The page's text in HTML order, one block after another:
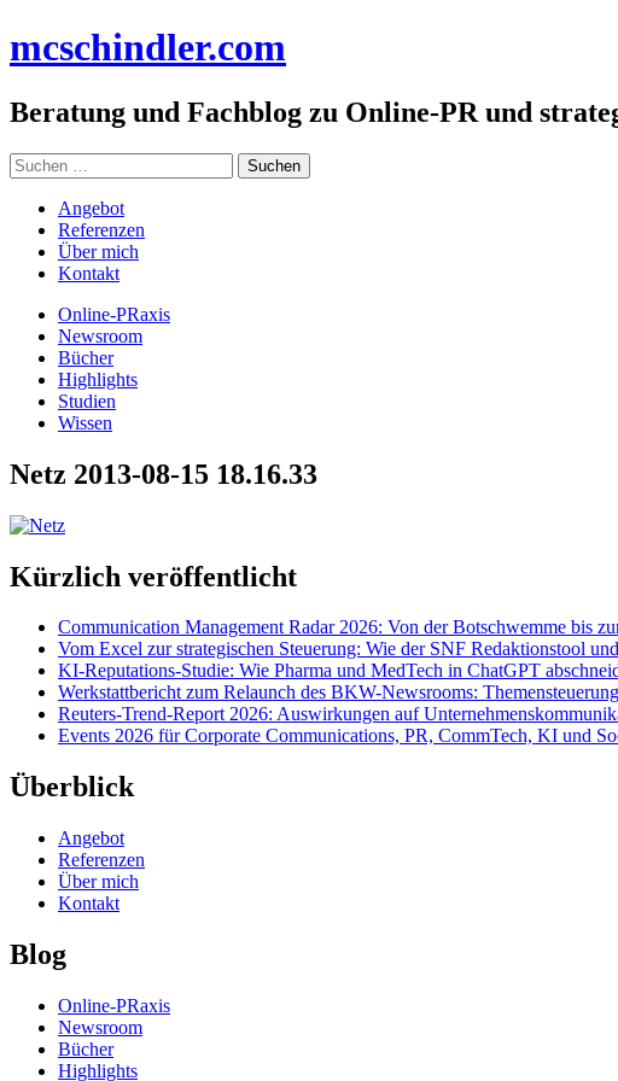
Inhalt
mcschindler.com
Beratung und Fachblog zu Online-PR und
Suchen
nach:
Angebot
Referenzen
Über mich
Kontakt
Online-PRaxis
Newsroom
Bücher
Highlights
Studien
Wissen
Netz 2013-08-15 18.16.33
Kürzlich veröffentlicht
Communication Management Radar 2026: Von der Botschwemme bis
Vom Excel zur strategischen Steuerung: Wie der SNF Redaktionstool
KI-Reputations-Studie: Wie Pharma und MedTech in ChatGPT
Werkstattbericht zum Relaunch des BKW-Newsrooms:
Reuters-Trend-Report 2026: Auswirkungen auf
Events 2026 für Corporate Communications, PR, CommTech, KI und
Überblick
Angebot
Referenzen
Über mich
Kontakt
Blog
Online-PRaxis
Newsroom
Bücher
Highlights